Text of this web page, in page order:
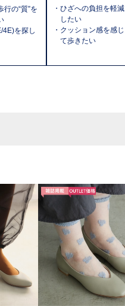
行の“質”を
4E)を探し
・ひざへの負担を軽減
したい
・クッション感を感じ
て歩きたい